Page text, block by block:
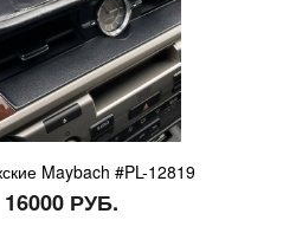
Maybach #PL-12819
16000 РУБ.